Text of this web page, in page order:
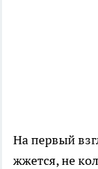
На первый
жжется, не